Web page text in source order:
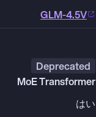
GLM-4.5V
Deprecated
MoE Transformer
はい